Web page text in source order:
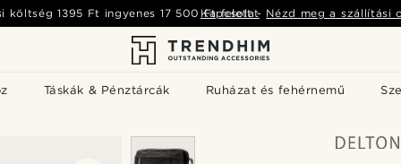
Táskák & Pénztárcák Ruházat és fehérnemű
költség1395 Ft ingyenes 17 500 Ft felett- Nézd meg a szállítási
Kapcsolat